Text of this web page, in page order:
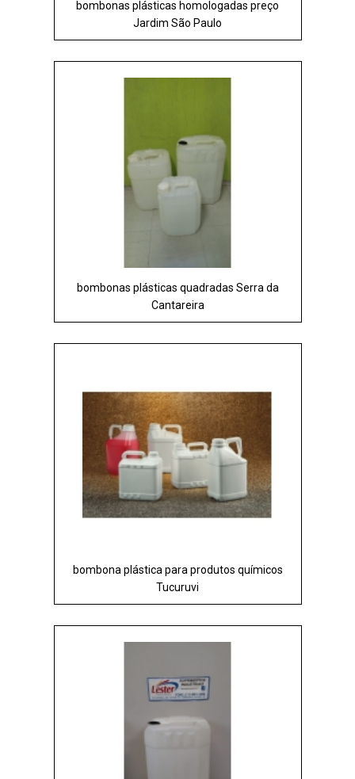
bombonas plásticas homologadas preço
Jardim São Paulo
bombonas plásticas quadradas Serra da
Cantareira
bombona plástica para produtos químicos
Tucuruvi